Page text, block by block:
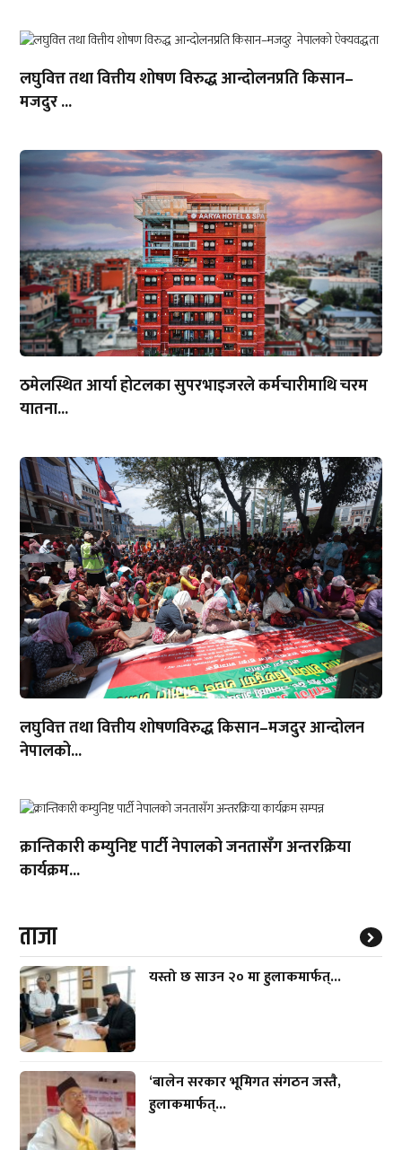
लघुवित्त तथा वित्तीय शोषण विरुद्ध आन्दोलनप्रति किसान–
मजदुर ...
ठमेलस्थित आर्या होटलका सुपरभाइजरले कर्मचारीमाथि चरम
यातना...
लघुवित्त तथा वित्तीय शोषणविरुद्ध किसान–मजदुर आन्दोलन
नेपालको...
क्रान्तिकारी कम्युनिष्ट पार्टी नेपालको जनतासँग अन्तरक्रिया
कार्यक्रम...
ताजा
यस्तो छ साउन २० मा हुलाकमार्फत्...
‘बालेन सरकार भूमिगत संगठन जस्तै,
हुलाकमार्फत्...